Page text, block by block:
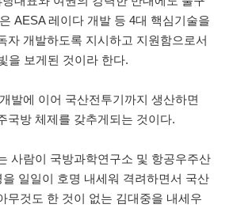
AESA 레이다 개발 등 4대 핵심기술을
자 개발하도록 지시하고 지원함으로서
을 보게된 것이라 한다.
발에 이어 국산전투기까지 생산하면
국방 체제를 갖추게되는 것이다.
사람이 국방과학연구소 및 항공우주산
일일이 호명 내세워 격려하면서 국산
무것도 한 것이 없는 김대중을 내세우